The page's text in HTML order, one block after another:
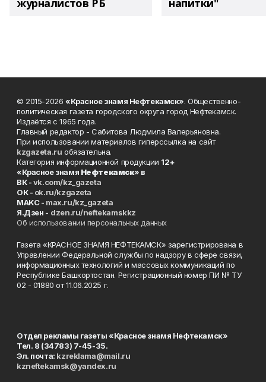
журналистов РБ напитки"
© 2015-2026 «Красное знамя Нефтекамск». Общественно-
политическая газета городского округа город Нефтекамск.
Издаётся с 1965 года.
Главный редактор - Сабитова Людмила Валерьяновна.
При использовании материалов гиперссылка на сайт
kzgazeta.ru обязательна.
Категория информационной продукции 12+
«Красное знамя Нефтекамск» в
ВК -vk.com/kz_gazeta
ОК - ok.ru/kzgazeta
MAKC - max.ru/kz_gazeta
Я.Дзен - dzen.ru/neftekamskkz
Об использовании персональных данных
Газета «КРАСНОЕ ЗНАМЯ НЕФТЕКАМСК» зарегистрирована в
Управлении Федеральной службы по надзору в сфере связи,
информационных технологий и массовых коммуникаций по
Республике Башкортостан. Регистрационный номер ПИ № ТУ
02 - 01880 от 11.06.2025 г.
Отдел рекламы газеты «Красное знамя Нефтекамск»
Тел. 8 (34783) 7-45-35.
Эл. почта: kzreklama@mail.ru
kzneftekamsk@yandex.ru